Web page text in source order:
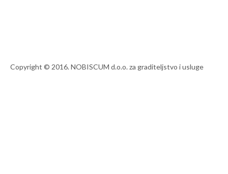
Copyright © 2016. NOBISCUM d.o.o. za graditeljstvo i usluge